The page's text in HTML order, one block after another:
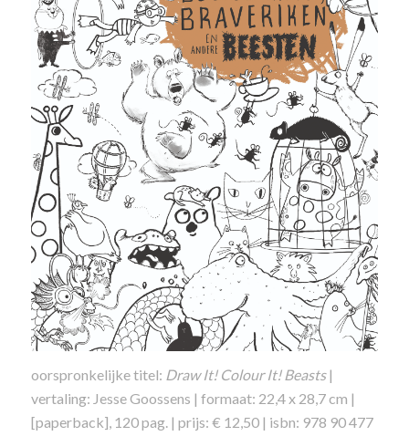
oorspronkelijke titel: Draw It! Colour It! Beasts|
vertaling: Jesse Goossens | formaat: 22,4 x 28,7 cm |
[paperback], 120 pag. | prijs: € 12,50 | isbn: 978 90 477